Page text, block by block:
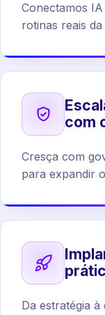
Conectamos
rotinas reais
com
Cresça com
para expandir
Da estratégia